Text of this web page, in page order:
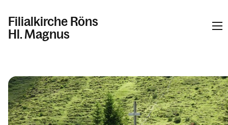
Filialkirche Röns
Hl. Magnus
Kalender